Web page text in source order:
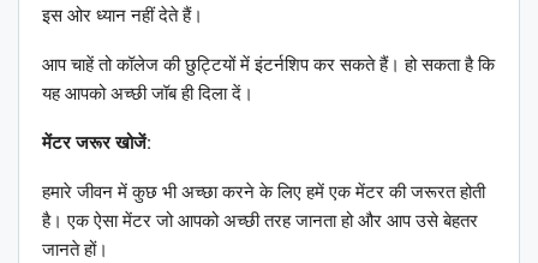
इस ओर ध्यान नहीं देते हैं।
आप चाहें तो कॉलेज की छुट्टियों में इंटर्नशिप कर सकते हैं। हो सकता है कि
यह आपको अच्छी जॉब ही दिला दें।
मेंटर जरूर खोजें:
हमारे जीवन में कुछ भी अच्छा करने के लिए हमें एक मेंटर की जरूरत होती
है। एक ऐसा मेंटर जो आपको अच्छी तरह जानता हो और आप उसे बेहतर
जानते हों।